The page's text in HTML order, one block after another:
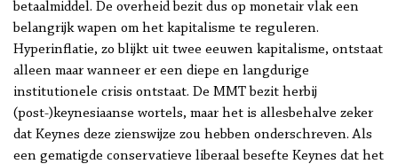
betaalmiddel. De overheid bezit dus op monetair vlak een
belangrijk wapen om het kapitalisme te reguleren.
Hyperinflatie, zo blijkt uit twee eeuwen kapitalisme, ontstaat
alleen maar wanneer er een diepe en langdurige
institutionele crisis ontstaat. De MMT bezit herbij
(post-)keynesiaanse wortels, maar het is allesbehalve zeker
dat Keynes deze zienswijze zou hebben onderschreven. Als
een gematigde conservatieve liberaal besefte Keynes dat het